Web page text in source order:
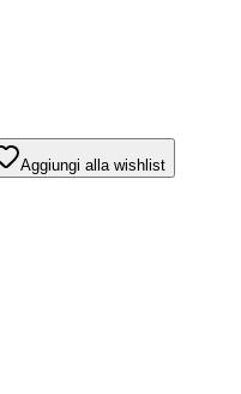
Aggiungi alla wishlist